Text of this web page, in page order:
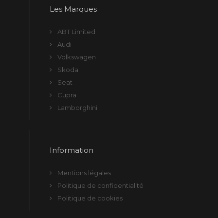
Les Marques
ABT Limited
Audi
Volkswagen
Skoda
Seat
Cupra
Lamborghini
Information
Mentions légales
Politique de confidentialité
Politique de cookies